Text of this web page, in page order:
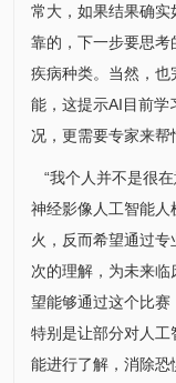
常大，如果结果确
靠的，下一步要思
疾病种类。当然，
能，这提示AI目前学
况，更需要专家来帮
“我个人并不是很
神经影像人工智能
火，反而希望通过
次的理解，为未来临
望能够通过这个比赛
特别是让部分对人
能进行了解，消除